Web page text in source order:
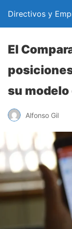
Directivos y
El
su
Alfonso Gil